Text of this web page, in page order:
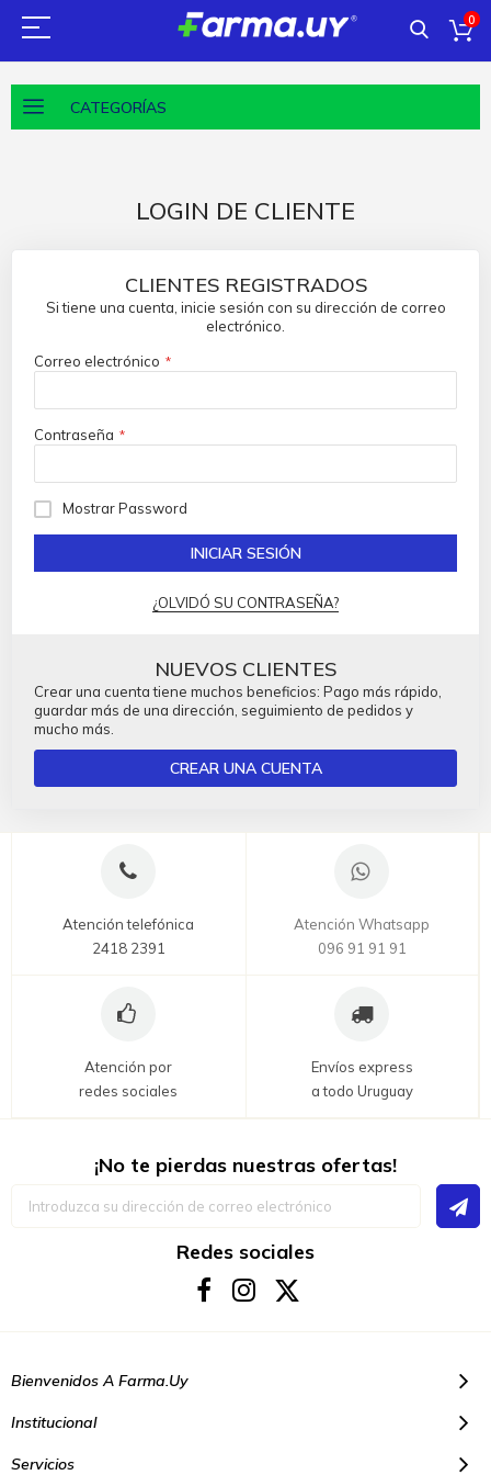
0
CATEGORÍAS
LOGIN DE CLIENTE
CLIENTES REGISTRADOS
Si tiene una cuenta, inicie sesión con su dirección de correo
electrónico.
Correo electrónico
Contraseña
Mostrar Password
INICIAR SESIÓN
¿OLVIDÓ SU CONTRASEÑA?
NUEVOS CLIENTES
Crear una cuenta tiene muchos beneficios: Pago más rápido,
guardar más de una dirección, seguimiento de pedidos y
mucho más.
CREAR UNA CUENTA
Atención telefónica
2418 2391
Atención Whatsapp
096 91 91 91
Atención por
redes sociales
Envíos express
a todo Uruguay
¡No te pierdas nuestras ofertas!
Redes sociales
Bienvenidos A Farma.uy
Institucional
Servicios